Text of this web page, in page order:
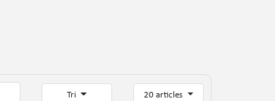
Tri 20 articles